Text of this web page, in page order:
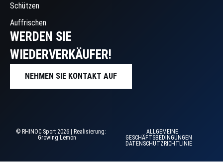
Schützen
Auffrischen
WERDEN SIE
WIEDERVERKÄUFER!
NEHMEN SIE KONTAKT AUF
© RHINOC Sport 2026 | Realisierung:
Growing Lemon
ALLGEMEINE
GESCHÄFTSBEDINGUNGEN
DATENSCHUTZRICHTLINIE